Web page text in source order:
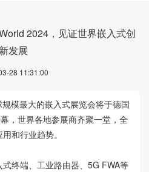
2024，见证世界嵌入式创
新发展
28 11:31:00
最大的嵌入式展览会将于德国
，世界各地参展商齐聚一堂，全
和行业趋势。
终端、工业路由器、5G FWA等